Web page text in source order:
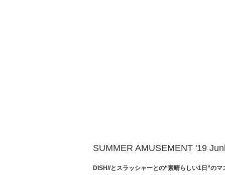
SUMMER AMUSEMENT '19
DISH//とスラッシャーとの“素晴らしい1日”のマ